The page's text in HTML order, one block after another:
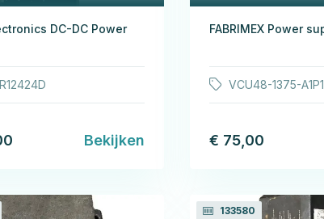
DC-DC Power
Bekijken
FABRIMEX Power
VCU48-1375-
€ 75,00
133580